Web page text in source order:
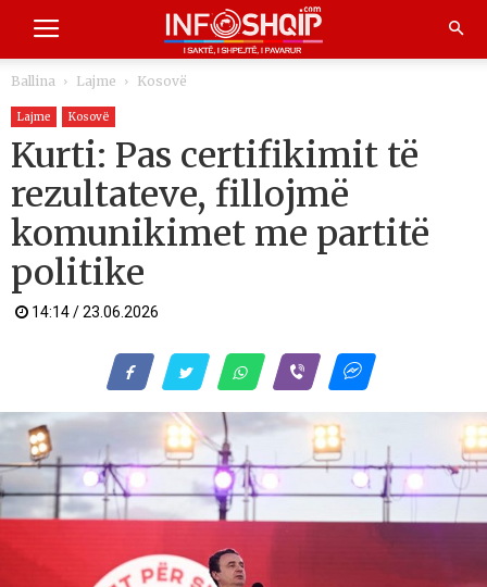
Ballina Lajme Kosovë
Lajme Kosovë
Kurti: Pas certifikimit të
rezultateve, fillojmë
komunikimet me partitë
politike
14:14 / 23.06.2026